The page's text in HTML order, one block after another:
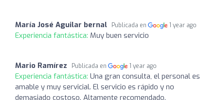
María José Aguilar bernal Publicada en 1 year ago
Experiencia fantástica: Muy buen servicio
Mario Ramírez Publicada en 1 year ago
Experiencia fantástica: Una gran consulta, el personal es
amable y muy servicial. El servicio es rápido y no
demasiado costoso. Altamente recomendado.